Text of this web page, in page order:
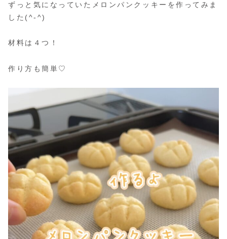
ずっと気になっていたメロンパンクッキーを作ってみま
した(^-^)
材料は４つ！
作り方も簡単♡